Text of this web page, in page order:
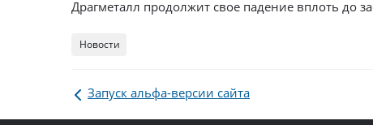
Драгметалл продолжит свое падение вплоть до
Новости
Запуск альфа-версии сайта